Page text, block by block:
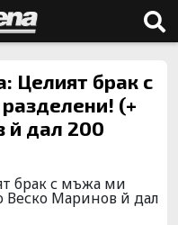
Целият брак с
(+
й дал 200